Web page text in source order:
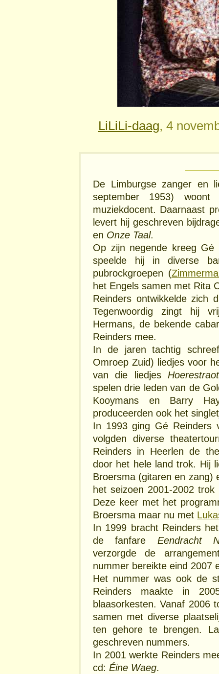
LiLiLi-daag, 4
De Limburgse zanger en
september 1953)
muziekdocent. Daarnaast
levert hij geschreven
en Onze Taal.
Op zijn negende kreeg
speelde hij in diverse
pubrockgroepen (
het Engels samen met Rita
Reinders ontwikkelde zich
Tegenwoordig zingt hij
Hermans, de bekende
Reinders mee.
In de jaren tachtig
Omroep Zuid) liedjes voor
van die liedjesHoerestraot
spelen drie leden van de
Kooymans en Barry
produceerden ook het
In 1993 ging Gé Reinders
volgden diverse
Reinders in Heerlen de
door het hele land trok. Hij
Broersma (gitaren en zang)
het seizoen 2001-2002
Deze keer met het
Broersma maar nu met
In 1999 bracht Reinders
de fanfare Eendracht
verzorgde de
nummer bereikte eind 2007
Het nummer was ook de
Reinders maakte in
blaasorkesten. Vanaf 2006
samen met diverse
ten gehore te brengen.
geschreven nummers.
In 2001 werkte Reinders
cd: Éine Waeg.